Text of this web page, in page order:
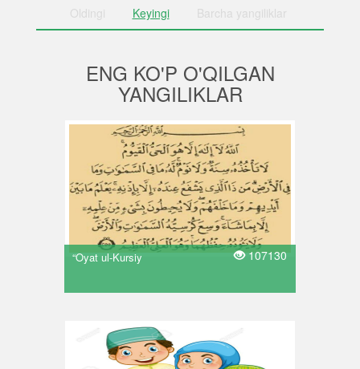
Oldingi Keyingi Barcha yangiliklar
ENG KO'P O'QILGAN
YANGILIKLAR
“Oyat ul-Kursiy 107130